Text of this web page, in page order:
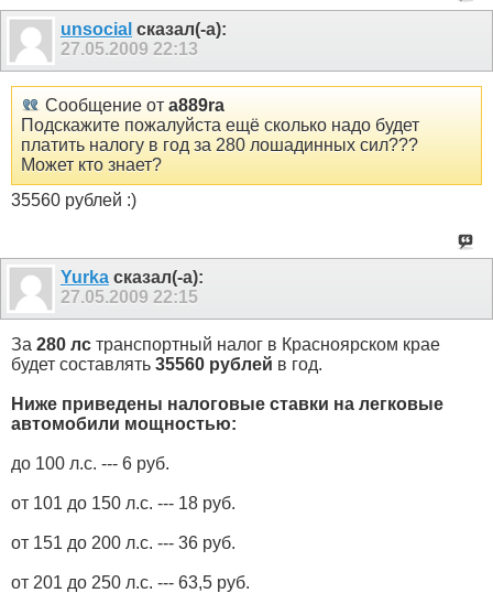
unsocial сказал(-а):
27.05.2009 22:13
Сообщение от a889ra
Подскажите пожалуйста ещё сколько надо будет
платить налогу в год за 280 лошадинных сил???
Может кто знает?
35560 рублей :)
Yurka сказал(-а):
27.05.2009 22:15
За 280 лс транспортный налог в Красноярском крае
будет составлять 35560 рублей в год.
Ниже приведены налоговые ставки на легковые
автомобили мощностью:
до 100 л.с. --- 6 руб.
от 101 до 150 л.с. --- 18 руб.
от 151 до 200 л.с. --- 36 руб.
от 201 до 250 л.с. --- 63,5 руб.